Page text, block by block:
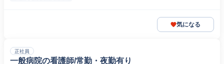
気になる
正社員
一般病院の看護師/常勤・夜勤有り